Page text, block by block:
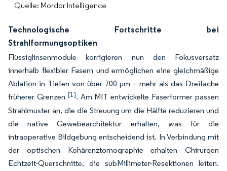
Quelle: Mordor Intelligence
Technologische Fortschritte bei
Strahlformungsoptiken
Flüssiglinsenmodule korrigieren nun den Fokusversatz
innerhalb flexibler Fasern und ermöglichen eine gleichmäßige
Ablation in Tiefen von über 700 µm – mehr als das Dreifache
früherer Grenzen [1]. Am MIT entwickelte Faserformer passen
Strahlmuster an, die die Streuung um die Hälfte reduzieren und
die native Gewebearchitektur erhalten, was für die
intraoperative Bildgebung entscheidend ist. In Verbindung mit
der optischen Kohärenztomographie erhalten Chirurgen
Echtzeit-Querschnitte, die subMillimeter-Resektionen leiten.